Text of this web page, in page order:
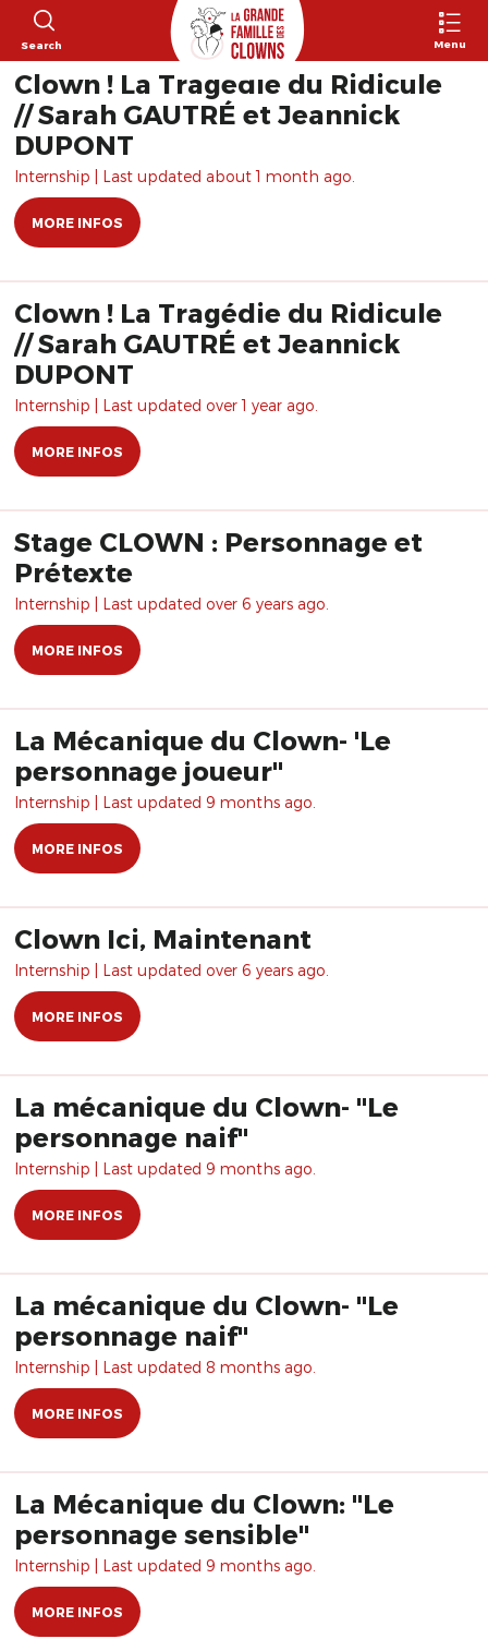
Search Menu
Clown ! La Tragédie du Ridicule
// Sarah GAUTRÉ et Jeannick
DUPONT
Internship | Last updated about 1 month ago.
MORE INFOS
Clown ! La Tragédie du Ridicule
// Sarah GAUTRÉ et Jeannick
DUPONT
Internship | Last updated over 1 year ago.
MORE INFOS
Stage CLOWN : Personnage et
Prétexte
Internship | Last updated over 6 years ago.
MORE INFOS
La Mécanique du Clown- 'Le
personnage joueur"
Internship | Last updated 9 months ago.
MORE INFOS
Clown Ici, Maintenant
Internship | Last updated over 6 years ago.
MORE INFOS
La mécanique du Clown- "Le
personnage naif"
Internship | Last updated 9 months ago.
MORE INFOS
La mécanique du Clown- "Le
personnage naif"
Internship | Last updated 8 months ago.
MORE INFOS
La Mécanique du Clown: "Le
personnage sensible"
Internship | Last updated 9 months ago.
MORE INFOS